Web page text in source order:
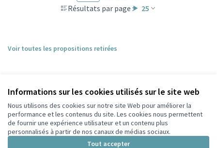
Informations sur les cookies utilisés sur le site web
Nous utilisons des cookies sur notre site Web pour améliorer la
performance et les contenus du site. Les cookies nous permettent
de fournir une expérience utilisateur et un contenu plus
personnalisés à partir de nos canaux de médias sociaux.
Tout accepter
Résultats par page : 25
Voir toutes les propositions retirées
Conditions d'utilisation